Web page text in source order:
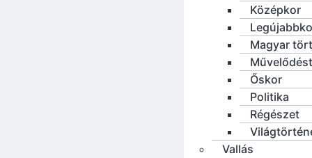
Középkor
Magyar
Őskor
Politika
Régészet
Vallás